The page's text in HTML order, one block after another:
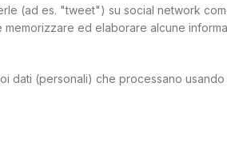
(ad es. "tweet") su social network
ed elaborare alcune
dati (personali) che processano usando